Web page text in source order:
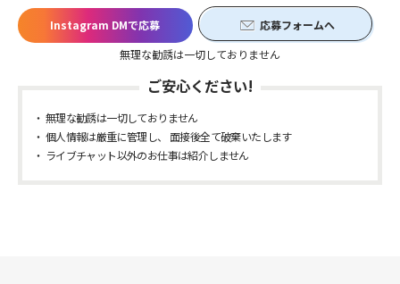
Instagram DMで応募
応募フォームへ
無理な勧誘は一切しておりません
ご安心ください!
無理な勧誘は一切しておりません
個人情報は厳重に管理し、 面接後全て破棄いたします
ライブチャット以外のお仕事は紹介しません